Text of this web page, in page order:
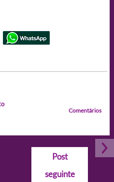
Comentários
Post
seguinte